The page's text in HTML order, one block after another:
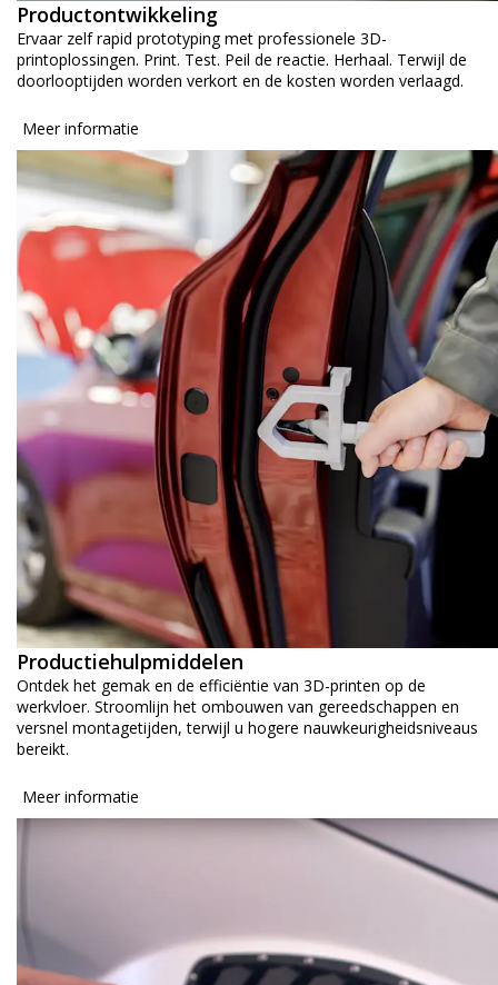
Productontwikkeling
Ervaar zelf rapid prototyping met professionele 3D-
printoplossingen. Print. Test. Peil de reactie. Herhaal. Terwijl de
doorlooptijden worden verkort en de kosten worden verlaagd.
Meer informatie
Productiehulpmiddelen
Ontdek het gemak en de efficiëntie van 3D-printen op de
werkvloer. Stroomlijn het ombouwen van gereedschappen en
versnel montagetijden, terwijl u hogere nauwkeurigheidsniveaus
bereikt.
Meer informatie